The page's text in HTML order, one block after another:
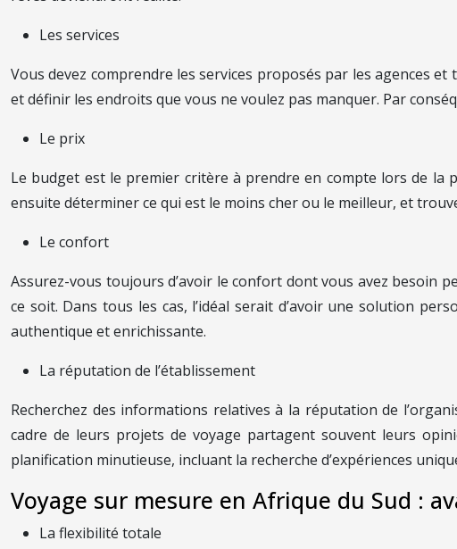
Les services
Vous devez comprendre les services proposés par les agences
et définir les endroits que vous ne voulez pas manquer. Par
Le prix
Le budget est le premier critère à prendre en compte lors de la
ensuite déterminer ce qui est le moins cher ou le meilleur, et
Le confort
Assurez-vous toujours d’avoir le confort dont vous avez besoin
ce soit. Dans tous les cas, l’idéal serait d’avoir une solution
authentique et enrichissante.
La réputation de l’établissement
Recherchez des informations relatives à la réputation de
cadre de leurs projets de voyage partagent souvent leurs
planification minutieuse, incluant la recherche d’expériences
Voyage sur mesure en Afrique du Sud :
La flexibilité totale